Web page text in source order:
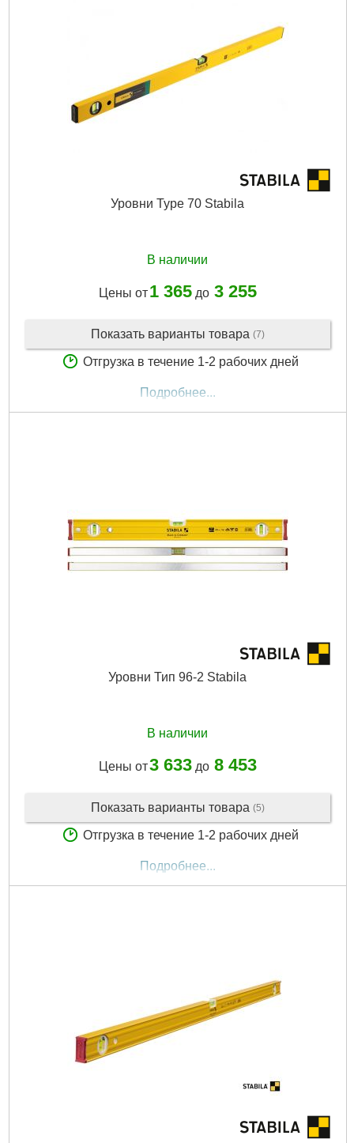
Уровни Type 70 Stabila
В наличии
Цены от 1 365до 3 255
Показать варианты товара (7)
Отгрузка в течение 1-2 рабочих дней
Подробнее...
Уровни Тип 96-2 Stabila
В наличии
Цены от3 633до 8 453
Показать варианты товара (5)
Отгрузка в течение 1-2 рабочих дней
Подробнее...